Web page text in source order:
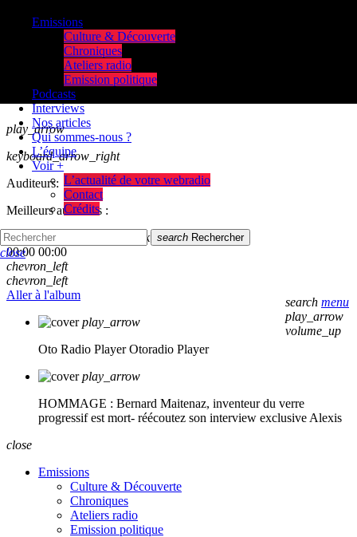
play_arrow
keyboard_arrow_right
Auditeurs:
Meilleurs auditeurs :
skip_previous
skip_next
00:00 00:00
chevron_left
chevron_left
Aller à l'album
play_arrow
Oto Radio Player Otoradio Player
play_arrow
HOMMAGE : Bernard Maitenaz, inventeur du verre
progressif est mort- réécoutez son interview exclusive Alexis
Emissions
Culture & Découverte
Chroniques
Ateliers radio
Emission politique
Podcasts
Interviews
Nos articles
Qui sommes-nous ?
L’équipe
Voir +
L’actualité de votre webradio
Contact
Crédits
search menu
play_arrow
volume_up
search Rechercher
close
close
Emissions
Culture & Découverte
Chroniques
Ateliers radio
Emission politique